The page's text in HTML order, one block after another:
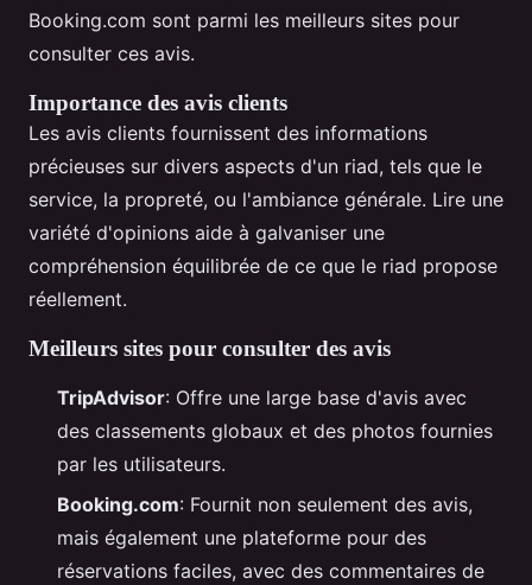
Booking.com sont parmi les meilleurs sites pour
consulter ces avis.
Importance des avis clients
Les avis clients fournissent des informations
précieuses sur divers aspects d'un riad, tels que le
service, la propreté, ou l'ambiance générale. Lire une
variété d'opinions aide à galvaniser une
compréhension équilibrée de ce que le riad propose
réellement.
Meilleurs sites pour consulter des avis
TripAdvisor: Offre une large base d'avis avec
des classements globaux et des photos fournies
par les utilisateurs.
Booking.com: Fournit non seulement des avis,
mais également une plateforme pour des
réservations faciles, avec des commentaires de